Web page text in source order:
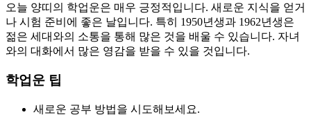
오늘 양띠의 학업운은 매우 긍정적입니다. 새로운 지식을 얻거
나 시험 준비에 좋은 날입니다. 특히 1950년생과 1962년생은
젊은 세대와의 소통을 통해 많은 것을 배울 수 있습니다. 자녀
와의 대화에서 많은 영감을 받을 수 있을 것입니다.
학업운 팁
새로운 공부 방법을 시도해보세요.